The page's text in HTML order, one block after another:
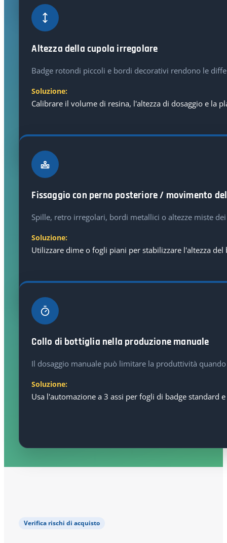
Altezza della cupola irregolare
Badge rotondi piccoli e bordi decorativi rendono le
Soluzione:
Calibrare il volume di resina, l'altezza di dosaggio e la
Fissaggio con perno posteriore / movimento
Spille, retro irregolari, bordi metallici o altezze miste
Soluzione:
Utilizzare dime o fogli piani per stabilizzare l'altezza
Collo di bottiglia nella produzione manuale
Il dosaggio manuale può limitare la produttività
Soluzione:
Usa l'automazione a 3 assi per fogli di badge
Verifica rischi di acquisto